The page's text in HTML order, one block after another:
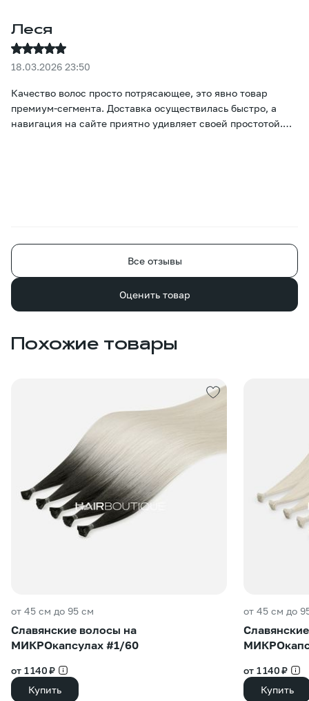
Леся
18.03.2026 23:50
Качество волос просто потрясающее, это явно товар
премиум-сегмента. Доставка осуществилась быстро, а
навигация на сайте приятно удивляет своей простотой.
Все отзывы
Оценить товар
Похожие товары
от 45 см до 95 см
Славянские волосы на
МИКРОкапсулах #1/60
от 1 140 ₽
Купить
от 45 см до
от 1 140 ₽
Купить